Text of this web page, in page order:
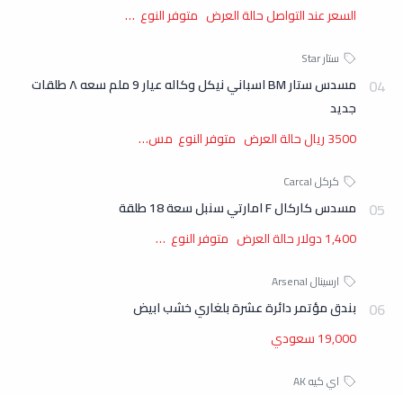
السعر عند التواصل حالة العرض متوفر النوع …
مسدس ستار BM اسباني نيكل وكاله عيار 9 ملم سعه ٨ طلقات
جديد
3500 ريال حالة العرض متوفر النوع مس…
مسدس كاركال F امارتي سنبل سعة 18 طلقة
1,400 دولار حالة العرض متوفر النوع …
بندق مؤتمر دائرة عشرة بلغاري خشب ابيض
19,000 سعودي